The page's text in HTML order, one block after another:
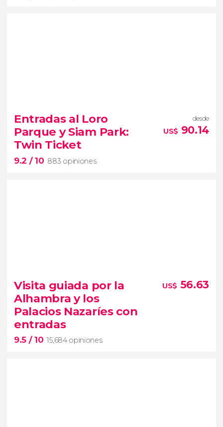
las dos ciudades más
populares desde Madrid Toledo y
Segovia
la Ciudad de las Tres Culturas
el acueducto romano
Entradas al Loro
Parque y Siam Park:
Twin Ticket
9.2 / 10 883 opiniones
desde
US$ 90.14
883 opiniones
zoológico más famoso de Canarias
Loro Parque y Siam Park
Visita guiada por la
Alhambra y los
Palacios Nazaríes con
entradas
9.5 / 10 15,684 opiniones
US$ 56.63